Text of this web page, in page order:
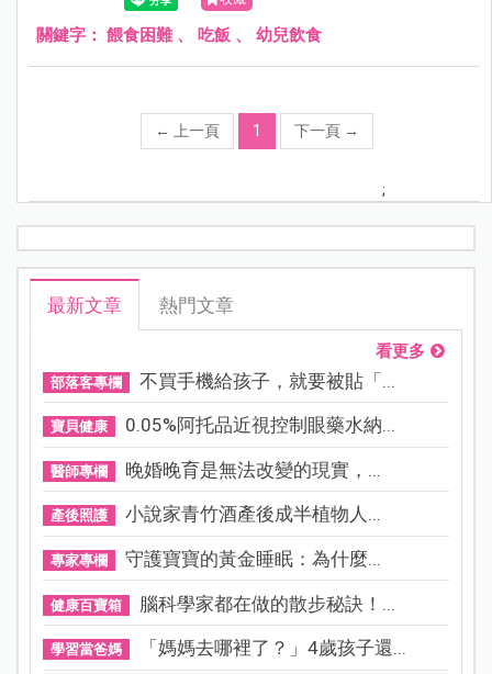
關鍵字： 餵食困難、 吃飯 、 幼兒飲食
← 上一頁 1 下一頁 →
;
最新文章 熱門文章
看更多
部落客專欄 不買手機給孩子，就要被貼「...
寶貝健康 0.05%阿托品近視控制眼藥水納...
醫師專欄 晚婚晚育是無法改變的現實，...
產後照護 小說家青竹酒產後成半植物人...
專家專欄 守護寶寶的黃金睡眠：為什麼...
健康百寶箱 腦科學家都在做的散步秘訣！...
學習當爸媽 「媽媽去哪裡了？」4歲孩子還...